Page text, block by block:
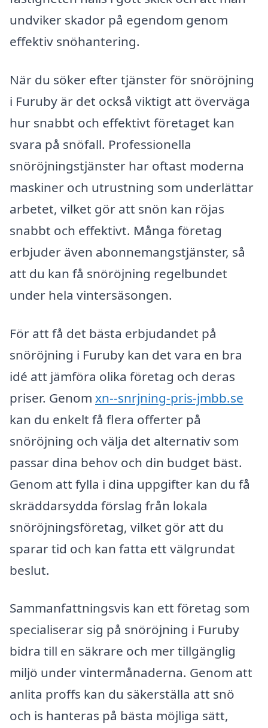
undviker skador på egendom genom
effektiv snöhantering.
När du söker efter tjänster för snöröjning
i Furuby är det också viktigt att överväga
hur snabbt och effektivt företaget kan
svara på snöfall. Professionella
snöröjningstjänster har oftast moderna
maskiner och utrustning som underlättar
arbetet, vilket gör att snön kan röjas
snabbt och effektivt. Många företag
erbjuder även abonnemangstjänster, så
att du kan få snöröjning regelbundet
under hela vintersäsongen.
För att få det bästa erbjudandet på
snöröjning i Furuby kan det vara en bra
idé att jämföra olika företag och deras
priser. Genom xn--snrjning-pris-jmbb.se
kan du enkelt få flera offerter på
snöröjning och välja det alternativ som
passar dina behov och din budget bäst.
Genom att fylla i dina uppgifter kan du få
skräddarsydda förslag från lokala
snöröjningsföretag, vilket gör att du
sparar tid och kan fatta ett välgrundat
beslut.
Sammanfattningsvis kan ett företag som
specialiserar sig på snöröjning i Furuby
bidra till en säkrare och mer tillgänglig
miljö under vintermånaderna. Genom att
anlita proffs kan du säkerställa att snö
och is hanteras på bästa möjliga sätt,